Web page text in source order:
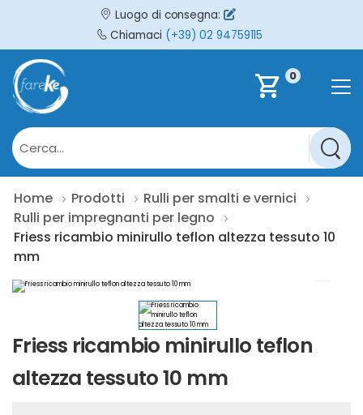
Luogo di consegna:
Chiamaci (+39) 02 94759115
shopping_cart 0
Home Prodotti
Rulli per smalti e vernici
Rulli per impregnanti per legno
Friess ricambio minirullo teflon altezza tessuto 10
mm
Friess ricambio minirullo teflon
altezza tessuto 10 mm